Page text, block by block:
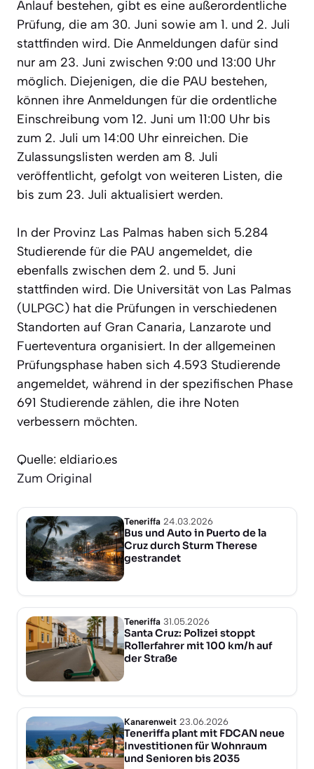
Anlauf bestehen, gibt es eine außerordentliche
Prüfung, die am 30. Juni sowie am 1. und 2. Juli
stattfinden wird. Die Anmeldungen dafür sind
nur am 23. Juni zwischen 9:00 und 13:00 Uhr
möglich. Diejenigen, die die PAU bestehen,
können ihre Anmeldungen für die ordentliche
Einschreibung vom 12. Juni um 11:00 Uhr bis
zum 2. Juli um 14:00 Uhr einreichen. Die
Zulassungslisten werden am 8. Juli
veröffentlicht, gefolgt von weiteren Listen, die
bis zum 23. Juli aktualisiert werden.
In der Provinz Las Palmas haben sich 5.284
Studierende für die PAU angemeldet, die
ebenfalls zwischen dem 2. und 5. Juni
stattfinden wird. Die Universität von Las Palmas
(ULPGC) hat die Prüfungen in verschiedenen
Standorten auf Gran Canaria, Lanzarote und
Fuerteventura organisiert. In der allgemeinen
Prüfungsphase haben sich 4.593 Studierende
angemeldet, während in der spezifischen Phase
691 Studierende zählen, die ihre Noten
verbessern möchten.
Quelle: eldiario.es
Zum Original
Teneriffa 24.03.2026
Bus und Auto in Puerto de la
Cruz durch Sturm Therese
gestrandet
Teneriffa 31.05.2026
Santa Cruz: Polizei stoppt
Rollerfahrer mit 100 km/h auf
der Straße
Kanarenweit 23.06.2026
Teneriffa plant mit FDCAN neue
Investitionen für Wohnraum
und Senioren bis 2035